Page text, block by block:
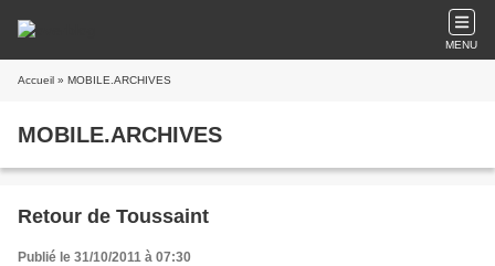
MENU
Accueil » MOBILE.ARCHIVES
MOBILE.ARCHIVES
Retour de Toussaint
Publié le 31/10/2011 à 07:30